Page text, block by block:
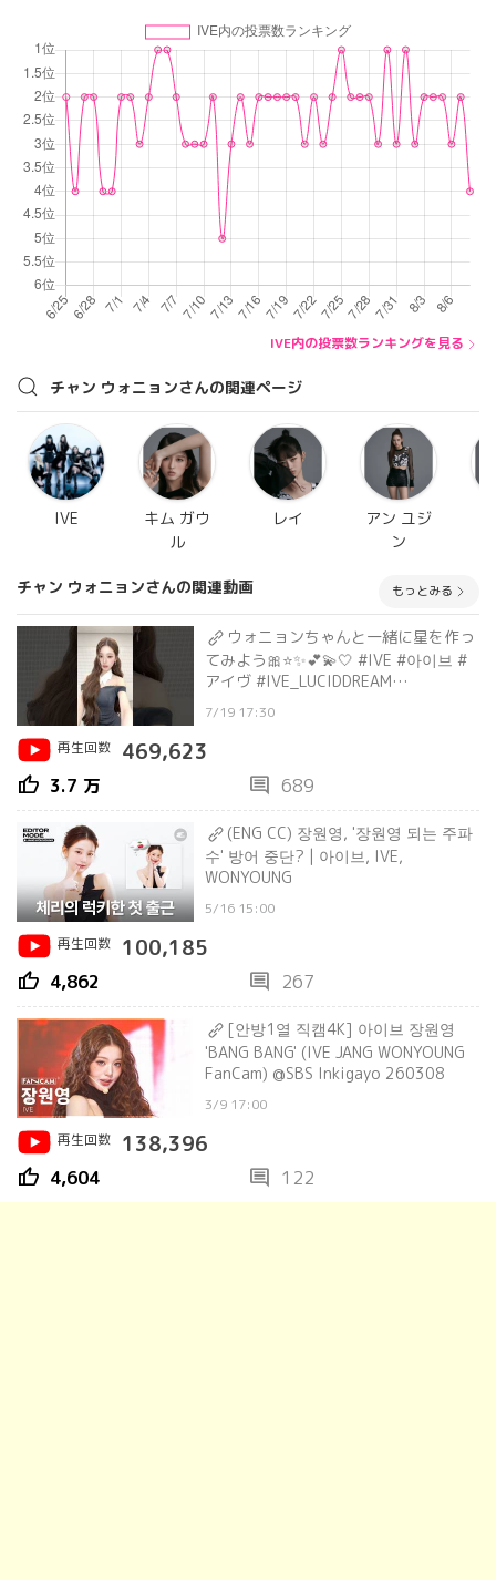
IVE内の投票数ランキングを見る
チャン ウォニョンさんの関連ページ
IVE
キム ガウ
ル
レイ
アン ユジ
ン
チャン ウォニョンさんの関連動画 もっとみる
ウォニョンちゃんと一緒に星を作っ
てみよう🎀⭐️✨💕💫🤍 #IVE #아이브 #
アイヴ #IVE_LUCIDDREAM
7/19 17:30
再生回数
469,623
thumb_up 3.7 万 comment 689
(ENG CC) 장원영, '장원영 되는 주파
수' 방어 중단? | 아이브, IVE,
WONYOUNG
5/16 15:00
再生回数
100,185
thumb_up 4,862 comment 267
[안방1열 직캠4K] 아이브 장원영
'BANG BANG' (IVE JANG WONYOUNG
FanCam) @SBS Inkigayo 260308
3/9 17:00
再生回数
138,396
thumb_up 4,604 comment 122